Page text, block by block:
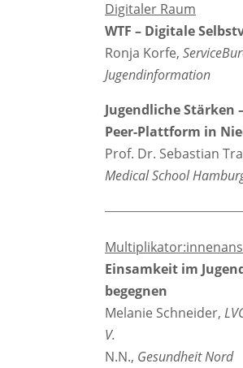
Digitaler Raum
WTF – Digitale
Ronja Korfe,
Jugendinformation
Jugendliche Stärken
Peer-Plattform in
Prof. Dr. Sebastian
Medical School
Einsamkeit im
begegnen
Melanie Schneider,
V.
N.N., Gesundheit Nord